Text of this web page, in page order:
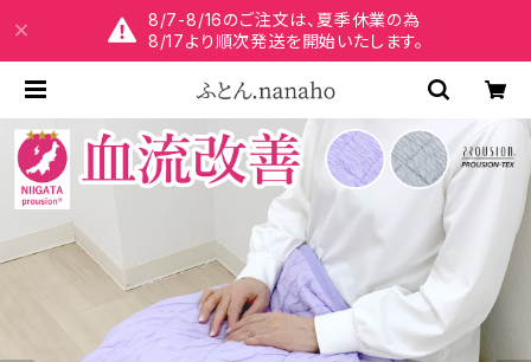
8/7-8/16のご注文は、夏季休業の為
8/17より順次発送を開始いたします。